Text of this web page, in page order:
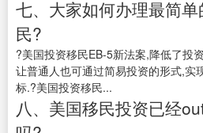
七、大家如何办理最简
民?
?美国投资移民EB-5新法案,降低了投
让普通人也可通过简易投资的形式,实
标.?美国投资移民...
八、美国移民投资已经